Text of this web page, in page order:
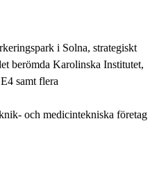
i Solna, strategiskt
berömda Karolinska Institutet,
samt flera
och medicintekniska företag